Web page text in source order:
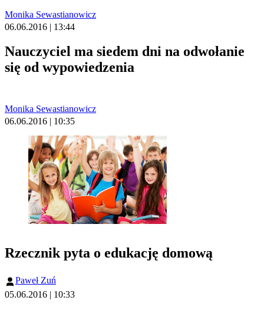
Monika Sewastianowicz
06.06.2016 | 13:44
Nauczyciel ma siedem dni na odwołanie
się od wypowiedzenia
Monika Sewastianowicz
06.06.2016 | 10:35
Rzecznik pyta o edukację domową
Paweł Zuń
05.06.2016 | 10:33